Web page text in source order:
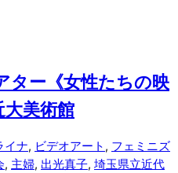
ター《女性たちの映
大美術館
イナ, ビデオアート , フェミニズ
, 主婦, 出光真子, 埼玉県立近代